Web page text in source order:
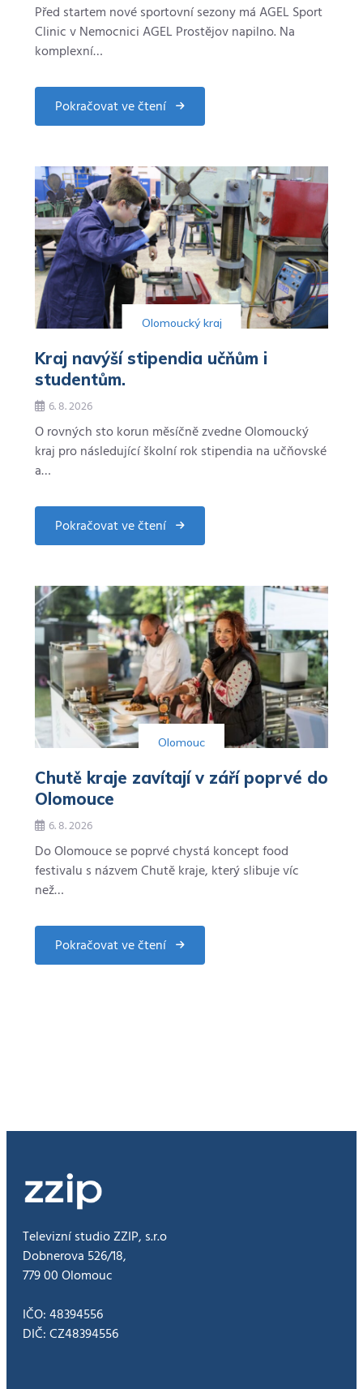
Před startem nové sportovní sezony má AGEL Sport
Clinic v Nemocnici AGEL Prostějov napilno. Na
komplexní…
Pokračovat ve čtení
about
AGEL
pomáhá
profesionálním
sportovcům
i
aktivní
veřejnosti.
Olomoucký kraj
Kraj navýší stipendia učňům i
studentům.
6. 8. 2026
O rovných sto korun měsíčně zvedne Olomoucký
kraj pro následující školní rok stipendia na učňovské
a…
Pokračovat ve čtení
about
Kraj
učňům
i
studentům.
Olomouc
Chutě kraje zavítají v září poprvé do
Olomouce
6. 8. 2026
Do Olomouce se poprvé chystá koncept food
festivalu s názvem Chutě kraje, který slibuje víc
než…
Pokračovat ve čtení
about
Chutě
Televizní studio ZZIP, s.r.o
Dobnerova 526/18,
779 00 Olomouc
IČO: 48394556
DIČ: CZ48394556